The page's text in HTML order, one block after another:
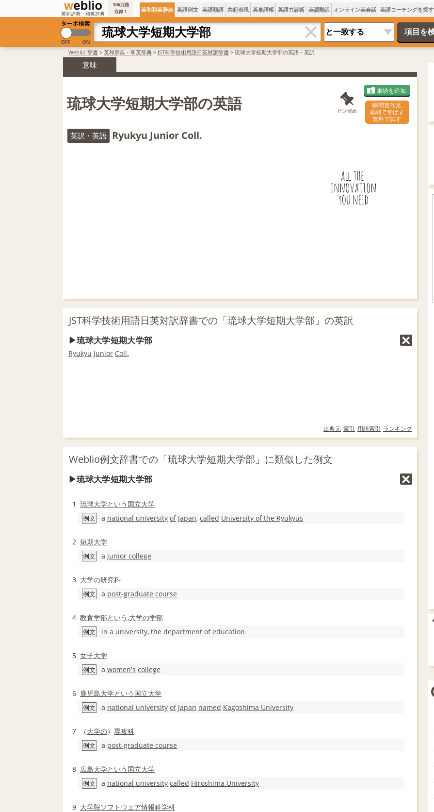
英和辞典・和英辞典
506万語
収録！
英和和英辞典 英語例文 英語類語 共起表現 英単語帳 英語力診断 英語翻訳 オンライン英会話 英語コーチングを探す
Weblio 辞書 > 英和辞典・和英辞典 > JST科学技術用語日英対訳辞書 > 琉球大学短期大学部の英語・英訳
意味
琉球大学短期大学部の英語 ピン留め
単語を追加
瞬間英作文
添削で伸ばす
無料で試す
英訳・英語 Ryukyu Junior Coll.
JST科学技術用語日英対訳辞書での「琉球大学短期大学部」の英訳
琉球大学短期大学部
Ryukyu Junior Coll.
出典元 索引 用語索引 ランキング
Weblio例文辞書での「琉球大学短期大学部」に類似した例文
琉球大学短期大学部
1 琉球大学という 国立大学
例文 a national university of Japan, called University of the Ryukyus
2 短期大学
例文 a junior college
3 大学の研究科
例文 a post-graduate course
4 教育学部という,大学の学部
例文 in a university, the department of education
5 女子大学
例文 a women's college
6 鹿児島大学という 国立大学
例文 a national university of Japan named Kagoshima University
7 （大学の） 専攻科
例文 a post-graduate course
8 広島大学という 国立大学
例文 a national university called Hiroshima University
9 大学院ソフトウェア情報科学科